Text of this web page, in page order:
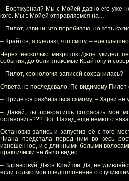
– Бортжурнал? Мы с Мойей давно его уже
кого. Мы с Мойей отправляемся на….
– Пилот, извини, что перебиваю, но хоть
– Крайтон, я сделаю, что смогу, – еле
Через несколько микротов Джон увидел
события, до боли знакомые Крайтону и
– Пилот, хронология записей сохранилась?
Ответа не последовало. По-видимому Пилот
– Придется разбираться самому, – Харви не
– Давай, ты прекратишь сотрясать мои
остановить??? Вот. Назад, еще немного
Остановив запись и запустив её с того
Чиана предстала перед ним во весь
изношенное, и с длинными белыми
практически не было видно.
– Здравствуй, Джон Крайтон. Да, не
если только мое предположение о